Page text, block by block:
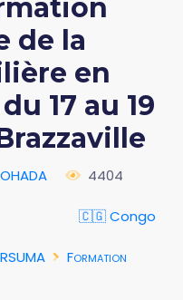
de la
en
17 au 19
4404
🇨🇬 Congo
Formation